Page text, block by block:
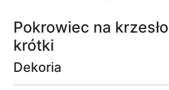
Pokrowiec na
krótki
Dekoria